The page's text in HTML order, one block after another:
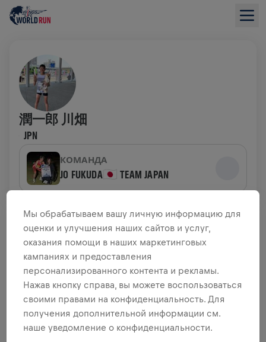
潤一郎 川畑
JPN
КОМАНДА
JO FUKUDA🇯🇵 TEAM JAPAN
ОБЗОР СБОРА СРЕДСТВ
0,00 $ СОБРАНО ИЗ ЦЕЛИ 0,00 $
СБОР СРЕДСТВ ПОЖЕРТВОВАТЬ
Внеси свой вклад в общее дело! 100%
пожертвований отправятся на исследования травм
спинного мозга.
Мы обрабатываем вашу личную информацию для
оценки и улучшения наших сайтов и услуг,
оказания помощи в наших маркетинговых
кампаниях и предоставления
персонализированного контента и рекламы.
Нажав кнопку справа, вы можете воспользоваться
своими правами на конфиденциальность. Для
получения дополнительной информации см.
наше уведомление о конфиденциальности.